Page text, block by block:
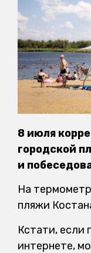
8 июля
городской
и
На
пляжи
Кстати, если
интернете,